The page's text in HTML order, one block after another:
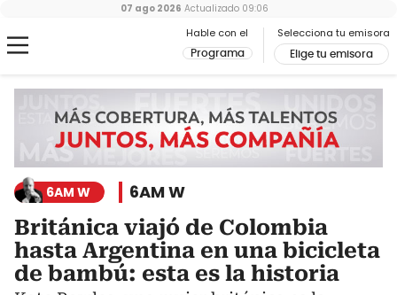
Hable con el
Programa
Selecciona tu emisora
Elige tu emisora
07 ago 2026 Actualizado 09:06
6AM W 6AM W
Británica viajó de Colombia
hasta Argentina en una bicicleta
de bambú: esta es la historia